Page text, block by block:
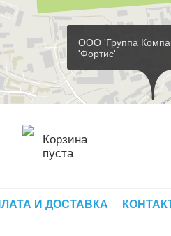
ООО 'Группа
'Фортис'
Корзина
пуста
И ДОСТАВКА